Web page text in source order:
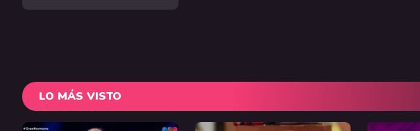
LO MÁS VISTO